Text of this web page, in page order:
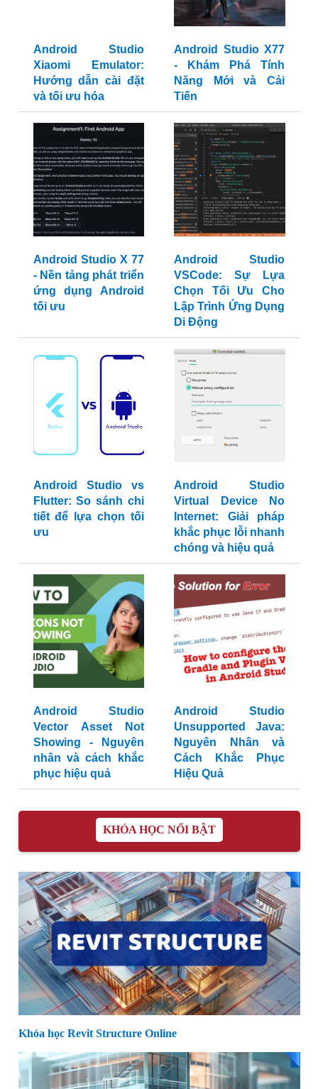
Android Studio
Xiaomi Emulator:
Hướng dẫn cài đặt
và tối ưu hóa
Android Studio X77
- Khám Phá Tính
Năng Mới và Cải
Tiến
Android Studio X 77
- Nền tảng phát triển
ứng dụng Android
tối ưu
Android Studio
VSCode: Sự Lựa
Chọn Tối Ưu Cho
Lập Trình Ứng Dụng
Di Động
Android Studio vs
Flutter: So sánh chi
tiết để lựa chọn tối
ưu
Android Studio
Virtual Device No
Internet: Giải pháp
khắc phục lỗi nhanh
chóng và hiệu quả
Android Studio
Vector Asset Not
Showing - Nguyên
nhân và cách khắc
phục hiệu quả
Android Studio
Unsupported Java:
Nguyên Nhân và
Cách Khắc Phục
Hiệu Quả
KHÓA HỌC NỔI BẬT
Khóa học Revit Structure Online